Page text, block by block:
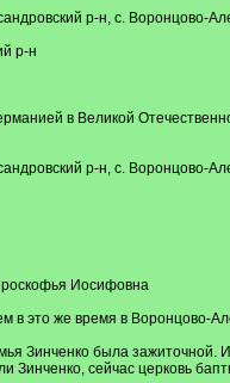
р-н, с. Воронцово-
р-н
в Великой
р-н, с. Воронцово-
Иосифовна
это же время в Воронцово-
Зинченко была
Зинченко, сейчас церковь